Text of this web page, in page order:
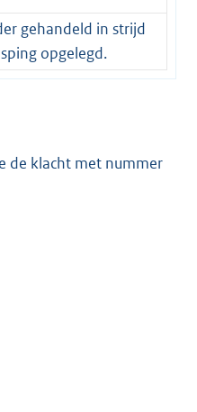
gehandeld in strijd
opgelegd.
de klacht met nummer